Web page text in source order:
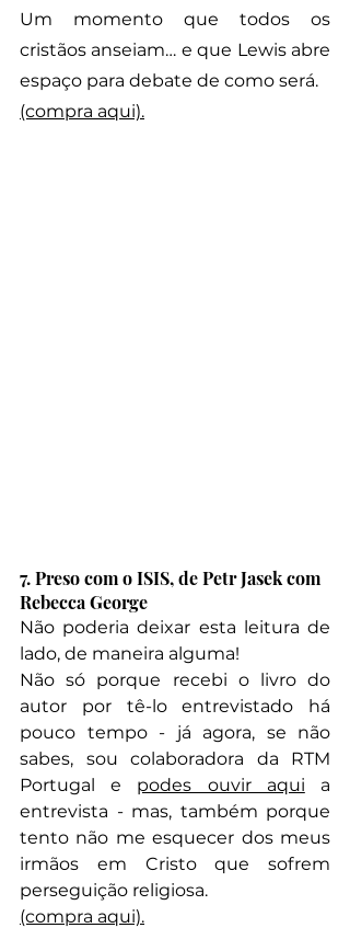
Um momento que todos os
cristãos anseiam… e que Lewis abre
espaço para debate de como será.
(compra aqui).
7. Preso com o ISIS, de Petr Jasek com
Rebecca George
Não poderia deixar esta leitura de
lado, de maneira alguma!
Não só porque recebi o livro do
autor por tê-lo entrevistado há
pouco tempo - já agora, se não
sabes, sou colaboradora da RTM
Portugal e podes ouvir aqui a
entrevista - mas, também porque
tento não me esquecer dos meus
irmãos em Cristo que sofrem
perseguição religiosa.
(compra aqui).